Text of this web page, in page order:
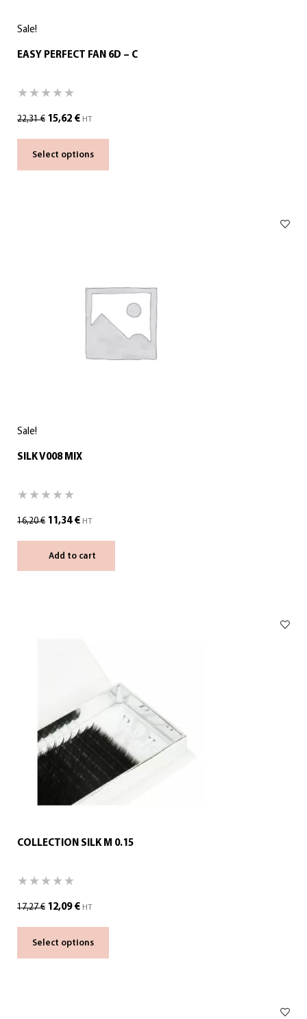
Sale!
EASY PERFECT FAN 6D – C
22,31€ 15,62 € HT
Select options
Sale!
SILK V008 MIX
16,20€ 11,34 € HT
Add to cart
COLLECTION SILK M 0.15
17,27€ 12,09 € HT
Select options